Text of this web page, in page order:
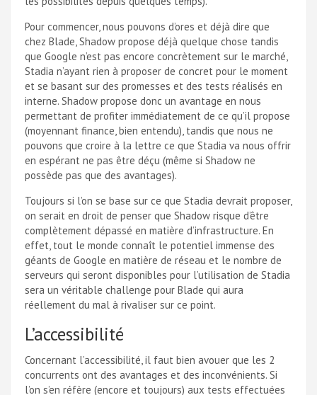
Pour commencer, nous pouvons d’ores et déjà dire que
chez Blade, Shadow propose déjà quelque chose tandis
que Google n’est pas encore concrètement sur le marché,
Stadia n’ayant rien à proposer de concret pour le moment
et se basant sur des promesses et des tests réalisés en
interne. Shadow propose donc un avantage en nous
permettant de profiter immédiatement de ce qu’il propose
(moyennant finance, bien entendu), tandis que nous ne
pouvons que croire à la lettre ce que Stadia va nous offrir
en espérant ne pas être déçu (même si Shadow ne
possède pas que des avantages).
Toujours si l’on se base sur ce que Stadia devrait proposer,
on serait en droit de penser que Shadow risque d’être
complètement dépassé en matière d’infrastructure. En
effet, tout le monde connaît le potentiel immense des
géants de Google en matière de réseau et le nombre de
serveurs qui seront disponibles pour l’utilisation de Stadia
sera un véritable challenge pour Blade qui aura
réellement du mal à rivaliser sur ce point.
L’accessibilité
Concernant l’accessibilité, il faut bien avouer que les 2
concurrents ont des avantages et des inconvénients. Si
l’on s’en réfère (encore et toujours) aux tests effectuées